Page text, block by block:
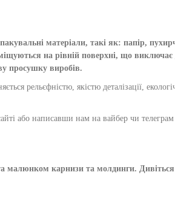
матеріали, такі як: папір,
на рівній поверхні, що виключає
просушку виробів.
рельєфністю, якістю деталізації,
або написавши нам на вайбер чи
та малюнком карнизи та молдинги.